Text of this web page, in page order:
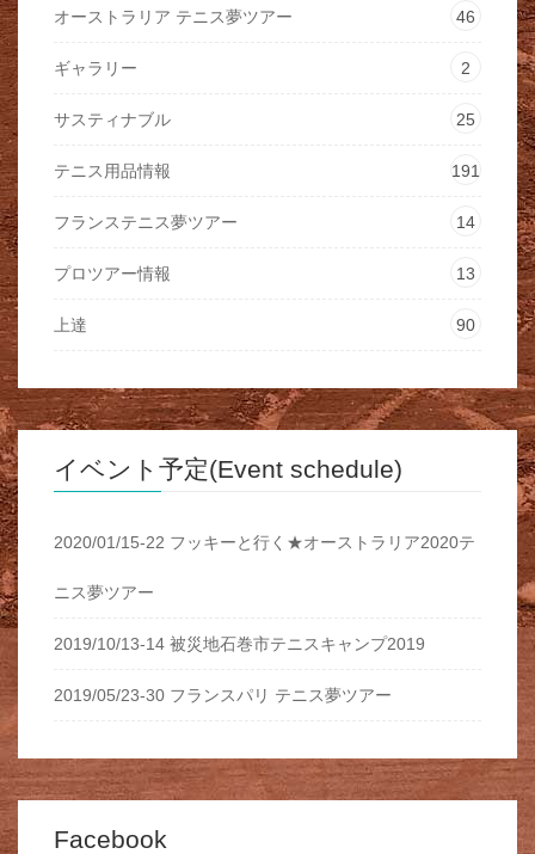
オーストラリア テニス夢ツアー 46
ギャラリー 2
サスティナブル 25
テニス用品情報 191
フランステニス夢ツアー 14
プロツアー情報 13
上達 90
イベント予定(Event schedule)
2020/01/15-22 フッキーと行く★オーストラリア2020テ
ニス夢ツアー
2019/10/13-14 被災地石巻市テニスキャンプ2019
2019/05/23-30 フランスパリ テニス夢ツアー
Facebook